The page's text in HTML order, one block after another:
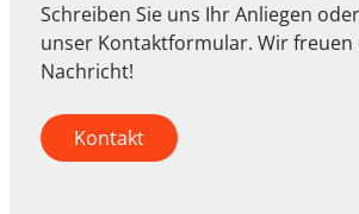
Schreiben Sie uns Ihr Anliegen
unser Kontaktformular. Wir
Nachricht!
Kontakt